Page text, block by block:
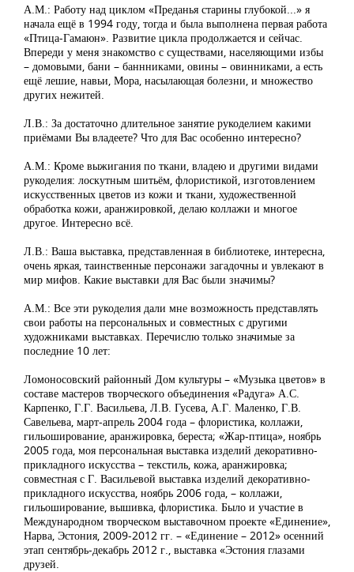
А.М.: Работу над циклом «Преданья старины глубокой...» я
начала ещё в 1994 году, тогда и была выполнена первая работа
«Птица-Гамаюн». Развитие цикла продолжается и сейчас.
Впереди у меня знакомство с существами, населяющими избы
– домовыми, бани – баннниками, овины – овинниками, а есть
ещё лешие, навьи, Мора, насылающая болезни, и множество
других нежитей.
Л.В.: За достаточно длительное занятие рукоделием какими
приёмами Вы владеете? Что для Вас особенно интересно?
А.М.: Кроме выжигания по ткани, владею и другими видами
рукоделия: лоскутным шитьём, флористикой, изготовлением
искусственных цветов из кожи и ткани, художественной
обработка кожи, аранжировкой, делаю коллажи и многое
другое. Интересно всё.
Л.В.: Ваша выставка, представленная в библиотеке, интересна,
очень яркая, таинственные персонажи загадочны и увлекают в
мир мифов. Какие выставки для Вас были значимы?
А.М.: Все эти рукоделия дали мне возможность представлять
свои работы на персональных и совместных с другими
художниками выставках. Перечислю только значимые за
последние 10 лет:
Ломоносовский районный Дом культуры – «Музыка цветов» в
составе мастеров творческого объединения «Радуга» А.С.
Карпенко, Г.Г. Васильева, Л.В. Гусева, А.Г. Маленко, Г.В.
Савельева, март-апрель 2004 года – флористика, коллажи,
гильоширование, аранжировка, береста; «Жар-птица», ноябрь
2005 года, моя персональная выставка изделий декоративно-
прикладного искусства – текстиль, кожа, аранжировка;
совместная с Г. Васильевой выставка изделий декоративно-
прикладного искусства, ноябрь 2006 года, – коллажи,
гильоширование, вышивка, флористика. Было и участие в
Международном творческом выставочном проекте «Единение»,
Нарва, Эстония, 2009-2012 гг. – «Единение – 2012» осенний
этап сентябрь-декабрь 2012 г., выставка «Эстония глазами
друзей.